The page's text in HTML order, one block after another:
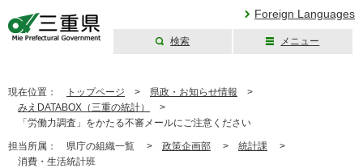
Foreign Languages
検索 メニュー
現在位置： トップページ > 県政・お知らせ情報 >
みえDATABOX（三重の統計）
>
「労働力調査」をかたる不審メールにご注意ください
担当所属： 県庁の組織一覧 > 政策企画部 > 統計課 >
消費・生活統計班